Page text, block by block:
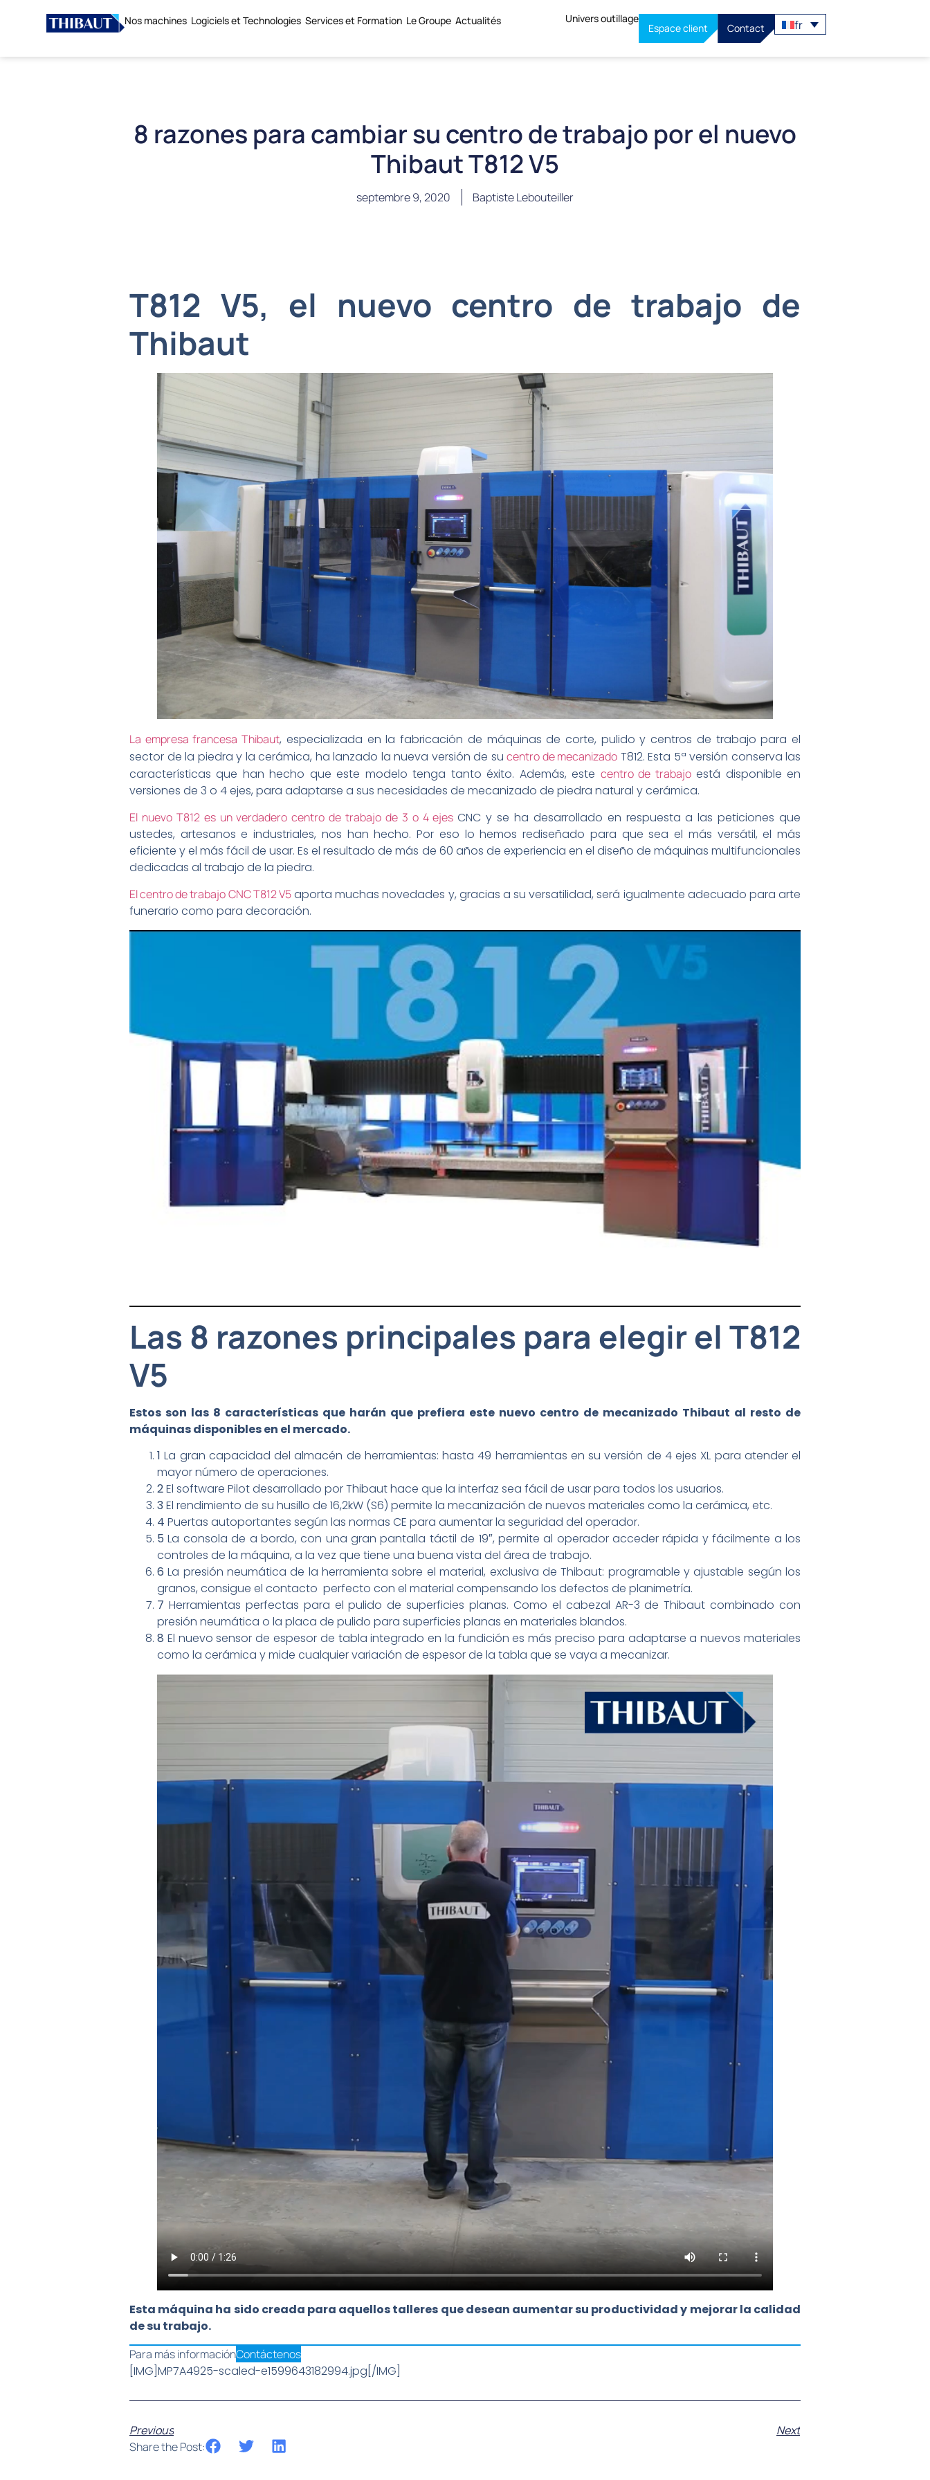
Nos machines Logiciels et Technologies Services et Formation Le Groupe Actualités Univers outillage
Espace client Contact fr
8 razones para cambiar su centro de trabajo por el nuevo
Thibaut T812 V5
septembre 9, 2020 Baptiste Lebouteiller
T812 V5, el nuevo centro de trabajo de
Thibaut
La empresa francesa Thibaut, especializada en la fabricación de máquinas de corte, pulido y centros de trabajo para el
sector de la piedra y la cerámica, ha lanzado la nueva versión de su centro de mecanizado T812. Esta 5ª versión conserva las
características que han hecho que este modelo tenga tanto éxito. Además, este centro de trabajoestá disponible en
versiones de 3 o 4 ejes, para adaptarse a sus necesidades de mecanizado de piedra natural y cerámica.
El nuevo T812 es un verdadero centro de trabajo de 3 o 4 ejesCNC y se ha desarrollado en respuesta a las peticiones que
ustedes, artesanos e industriales, nos han hecho. Por eso lo hemos rediseñado para que sea el más versátil, el más
eficiente y el más fácil de usar. Es el resultado de más de 60 años de experiencia en el diseño de máquinas multifuncionales
dedicadas al trabajo de la piedra.
El centro de trabajo CNC T812 V5aporta muchas novedades y, gracias a su versatilidad, será igualmente adecuado para arte
funerario como para decoración.
Las 8 razones principales para elegir el T812
V5
Estos son las 8 características que harán que prefiera este nuevo centro de mecanizado Thibaut al resto de
máquinas disponibles en el mercado.
1 La gran capacidad del almacén de herramientas: hasta 49 herramientas en su versión de 4 ejes XL para atender el
mayor número de operaciones.
2El software Pilot desarrollado por Thibaut hace que la interfaz sea fácil de usar para todos los usuarios.
3El rendimiento de su husillo de 16,2kW (S6) permite la mecanización de nuevos materiales como la cerámica, etc.
4 Puertas autoportantes según las normas CE para aumentar la seguridad del operador.
5 La consola de a bordo, con una gran pantalla táctil de 19″, permite al operador acceder rápida y fácilmente a los
controles de la máquina, a la vez que tiene una buena vista del área de trabajo.
6 La presión neumática de la herramienta sobre el material, exclusiva de Thibaut: programable y ajustable según los
granos, consigue el contacto perfecto con el material compensando los defectos de planimetría.
7 Herramientas perfectas para el pulido de superficies planas. Como el cabezal AR-3 de Thibaut combinado con
presión neumática o la placa de pulido para superficies planas en materiales blandos.
8 El nuevo sensor de espesor de tabla integrado en la fundición es más preciso para adaptarse a nuevos materiales
como la cerámica y mide cualquier variación de espesor de la tabla que se vaya a mecanizar.
Esta máquina ha sido creada para aquellos talleres que desean aumentar su productividad y mejorar la calidad
de su trabajo.
Para más informaciónContáctenos
[IMG]MP7A4925-scaled-e1599643182994.jpg[/IMG]
Previous
Next
Share the Post: